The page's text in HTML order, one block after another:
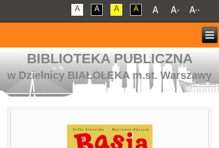
A A A A
BIBLIOTEKA PUBLICZNA
w Dzielnicy BIAŁOŁĘKA m.st. Warszawy